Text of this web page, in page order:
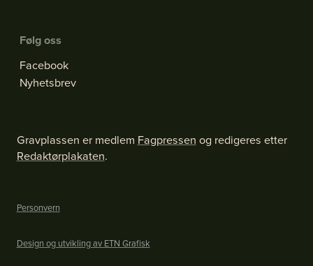
Følg oss
Facebook
Nyhetsbrev
Gravplassen er medlem Fagpressen og redigeres etter
Redaktørplakaten.
Personvern
Design og utvikling av ETN Grafisk